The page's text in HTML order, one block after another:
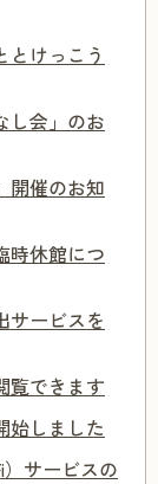
とけっこう
し会」のお
開催のお知
時休館につ
サービスを
覧できます
始しました
）サービスの